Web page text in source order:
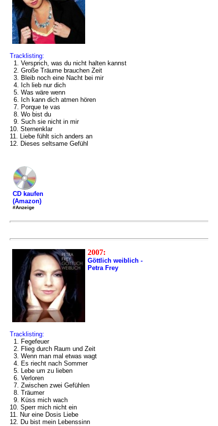
Tracklisting:
1. Versprich, was du nicht halten kannst
2. Große Träume brauchen Zeit
3. Bleib noch eine Nacht bei mir
4. Ich lieb nur dich
5. Was wäre wenn
6. Ich kann dich atmen hören
7. Porque te vas
8. Wo bist du
9. Such sie nicht in mir
10. Sternenklar
11. Liebe fühlt sich anders an
12. Dieses seltsame Gefühl
CD kaufen
(Amazon)
#Anzeige
2007:
Göttlich weiblich -
Petra Frey
Tracklisting:
1. Fegefeuer
2. Flieg durch Raum und Zeit
3. Wenn man mal etwas wagt
4. Es riecht nach Sommer
5. Lebe um zu lieben
6. Verloren
7. Zwischen zwei Gefühlen
8. Träumer
9. Küss mich wach
10. Sperr mich nicht ein
11. Nur eine Dosis Liebe
12. Du bist mein Lebenssinn